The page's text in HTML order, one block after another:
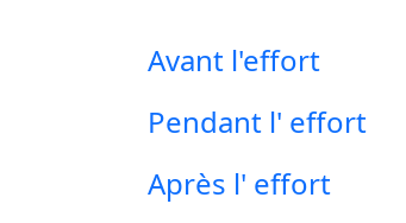
Avant l'effort
Pendant l' effort
Après l' effort